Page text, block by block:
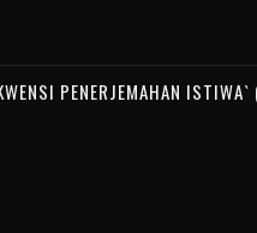
PENERJEMAHAN